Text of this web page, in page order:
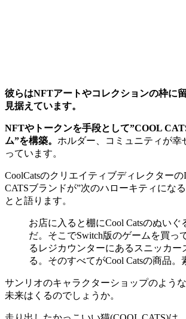
彼らはNFTアートやコレクションの枠に
見据えています。
NFTやトークンを手段として”COOL
ム”を構築。 ホルダー、コミュニティが幸
っています。
CoolCatsのクリエイティブディレクターの
CATSブランドが”次のハローキティにな
とと語ります。
お店に入ると棚にCool Catsのぬいぐ
だ。そこでSwitch版のゲームを買っ
るレジカウンターにあるスニッカー
る。そのすべてがCool Catsの商品。
サンリオのキャラクターショップのよう
未来はくるのでしょうか。